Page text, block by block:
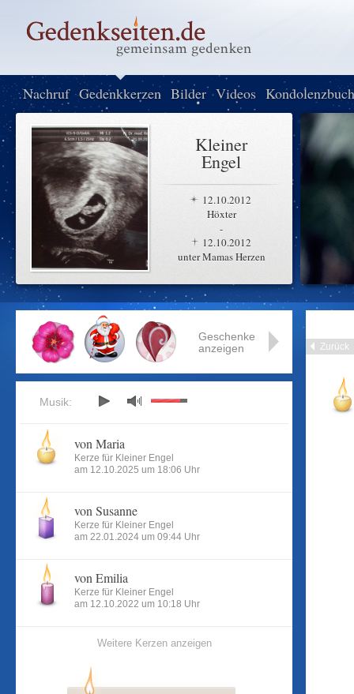
Nachruf Gedenkkerzen Bilder Videos Kondolenzbuch
Kleiner
Engel
12.10.2012
Höxter
-
12.10.2012
unter Mamas Herzen
Zurück
Geschenke
anzeigen
Musik:
von Maria
Kerze für Kleiner Engel
am 12.10.2025 um 18:06 Uhr
von Susanne
Kerze für Kleiner Engel
am 22.01.2024 um 09:44 Uhr
von Emilia
Kerze für Kleiner Engel
am 12.10.2022 um 10:18 Uhr
Weitere Kerzen anzeigen